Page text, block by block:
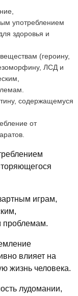
употреблением
здоровья и
(героину,
ЛСД и
содержащемуся
от
играм,
проблемам.
влияет на
жизнь человека.
лудомании,